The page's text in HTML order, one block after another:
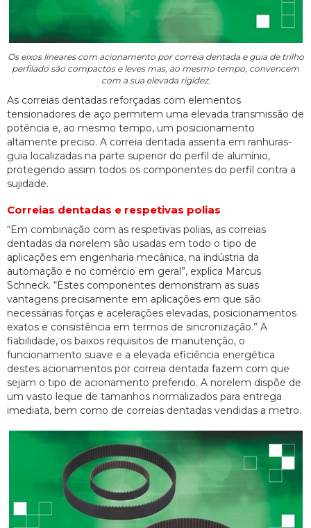
Os eixos lineares com acionamento por correia dentada e guia de trilho
perfilado são compactos e leves mas, ao mesmo tempo, convencem
com a sua elevada rigidez.
As correias dentadas reforçadas com elementos
tensionadores de aço permitem uma elevada transmissão de
potência e, ao mesmo tempo, um posicionamento
altamente preciso. A correia dentada assenta em ranhuras-
guia localizadas na parte superior do perfil de alumínio,
protegendo assim todos os componentes do perfil contra a
sujidade.
Correias dentadas e respetivas polias
“Em combinação com as respetivas polias, as correias
dentadas da norelem são usadas em todo o tipo de
aplicações em engenharia mecânica, na indústria da
automação e no comércio em geral”, explica Marcus
Schneck. “Estes componentes demonstram as suas
vantagens precisamente em aplicações em que são
necessárias forças e acelerações elevadas, posicionamentos
exatos e consistência em termos de sincronização.” A
fiabilidade, os baixos requisitos de manutenção, o
funcionamento suave e a elevada eficiência energética
destes acionamentos por correia dentada fazem com que
sejam o tipo de acionamento preferido. A norelem dispõe de
um vasto leque de tamanhos normalizados para entrega
imediata, bem como de correias dentadas vendidas a metro.